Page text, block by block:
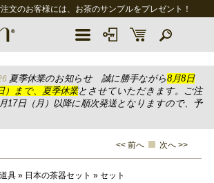
文のお客様には、お茶のサンプルをプレゼント！
夏季休業のお知らせ 誠に勝手ながら8月8日
）まで、夏季休業とさせていただきます。ご注
17日（月）以降に順次発送となりますので、予
<< 前へ 次へ >>
具» 日本の茶器セット » セット